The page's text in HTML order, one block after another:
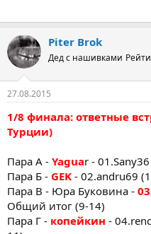
Piter Brok
Дед с нашивками
27.08.2015
1/8 финала: ответные
Турции)
Пара А - Yaguar -
Пара Б - GEK - 02.andru69
Пара В - Юра Буковина -
Общий итог (9-14)
Пара Г - копейкин -